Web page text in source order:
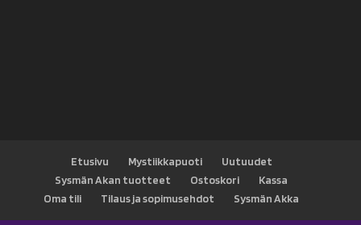
Etusivu Mystiikkapuoti
Uutuudet
Sysmän Akan tuotteet
Ostoskori
Kassa
Oma tili
Tilaus ja sopimusehdot Sysmän Akka